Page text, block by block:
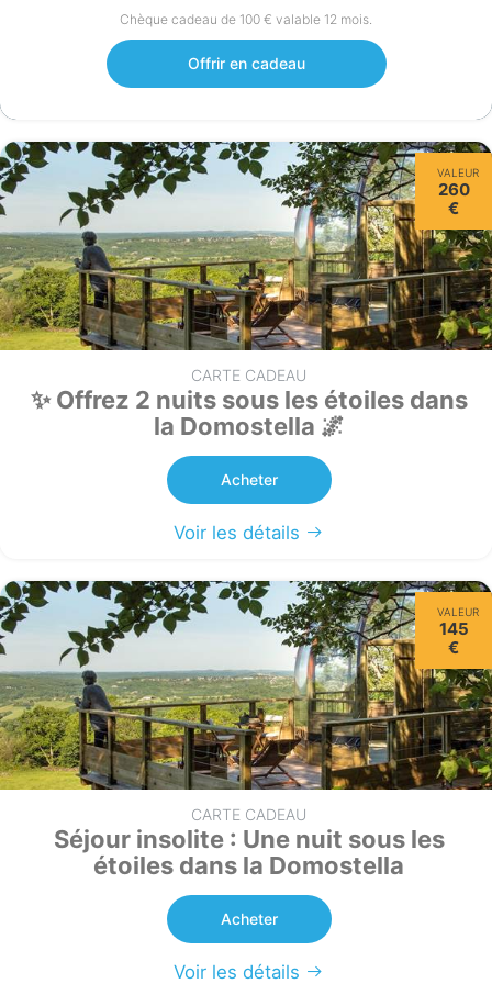
Chèque cadeau de 100 € valable 12 mois.
Offrir en cadeau
VALEUR
260
€
CARTE CADEAU
✨ Offrez 2 nuits sous les étoiles dans
la Domostella 🌌
Acheter
Voir les détails
VALEUR
145
€
CARTE CADEAU
Séjour insolite : Une nuit sous les
étoiles dans la Domostella
Acheter
Voir les détails